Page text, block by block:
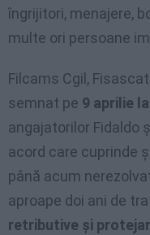
îngrijitori, menajere,
multe ori persoane
Filcams Cgil,
semnat pe 9 aprilie
angajatorilor Fidaldo
acord care cuprinde
până acum
aproape doi ani de
retributive și